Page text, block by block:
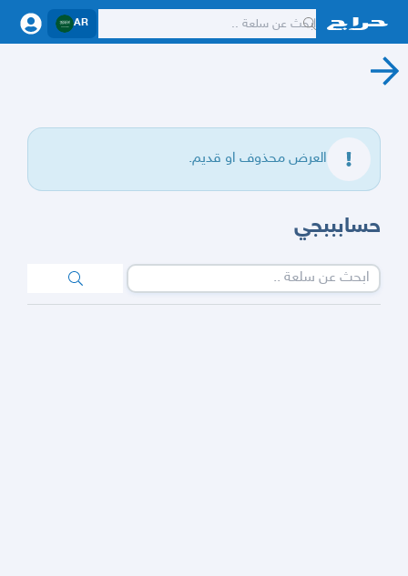
AR
العرض محذوف او قديم.
حسابببجي